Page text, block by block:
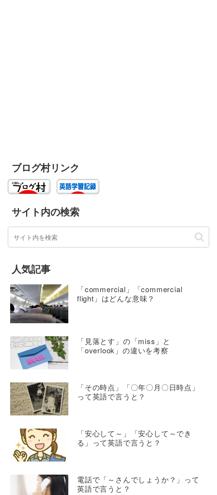
ブログ村リンク
サイト内の検索
人気記事
「commercial」「commercial
flight」はどんな意味？
「見落とす」の「miss」と
「overlook」の違いを考察
「その時点」「〇年〇月〇日時点」
って英語で言うと？
「安心して～」「安心して～でき
る」って英語で言うと？
電話で「～さんでしょうか？」って
英語で言うと？